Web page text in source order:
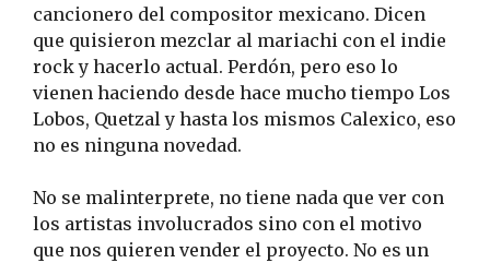
cancionero del compositor mexicano. Dicen
que quisieron mezclar al mariachi con el indie
rock y hacerlo actual. Perdón, pero eso lo
vienen haciendo desde hace mucho tiempo Los
Lobos, Quetzal y hasta los mismos Calexico, eso
no es ninguna novedad.
No se malinterprete, no tiene nada que ver con
los artistas involucrados sino con el motivo
que nos quieren vender el proyecto. No es un